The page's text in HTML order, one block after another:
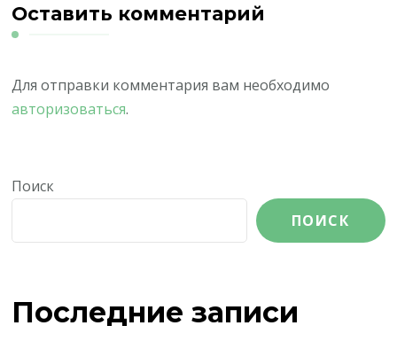
Оставить комментарий
Для отправки комментария вам необходимо
авторизоваться.
Поиск
ПОИСК
Последние записи